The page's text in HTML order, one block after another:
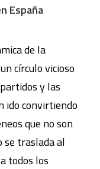
España
de la
círculo vicioso
y las
ido convirtiendo
que no son
se traslada al
todos los